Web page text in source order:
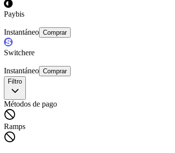
Paybis
Instantáneo Comprar
Switchere
Instantáneo Comprar
Filtro
Métodos de pago
Ramps